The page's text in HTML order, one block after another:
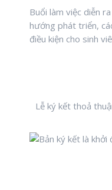
Buổi làm việc diễn
hướng phát triển,
điều kiện cho sinh
Lễ ký kết thoả